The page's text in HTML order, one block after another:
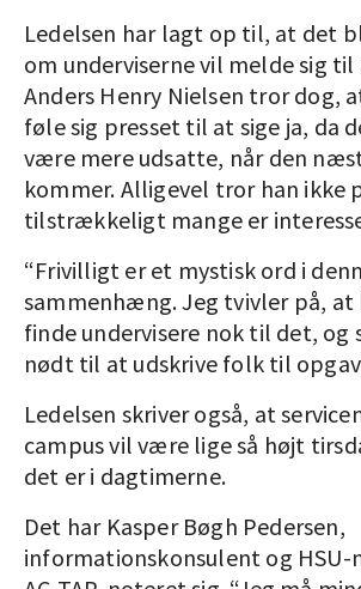
Ledelsen har lagt op til, at det
om underviserne vil melde sig
Anders Henry Nielsen tror dog,
føle sig presset til at sige ja, da
være mere udsatte, når den
kommer. Alligevel tror han ikke
tilstrækkeligt mange er
“Frivilligt er et mystisk ord i
sammenhæng. Jeg tvivler på, at
finde undervisere nok til det, og
nødt til at udskrive folk til
Ledelsen skriver også, at
campus vil være lige så højt
det er i dagtimerne.
Det har Kasper Bøgh Pedersen,
informationskonsulent og